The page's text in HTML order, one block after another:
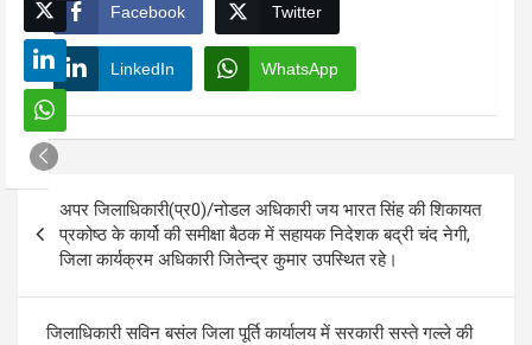
Facebook Twitter
LinkedIn WhatsApp
Post
navigation
अपर जिलाधिकारी(प्र0)/नोडल अधिकारी जय भारत सिंह की शिकायत
प्रकोष्ठ के कार्यो की समीक्षा बैठक में सहायक निदेशक बद्री चंद नेगी,
जिला कार्यक्रम अधिकारी जितेन्द्र कुमार उपस्थित रहे।
जिलाधिकारी सविन बसंल जिला पूर्ति कार्यालय में सरकारी सस्ते गल्ले की